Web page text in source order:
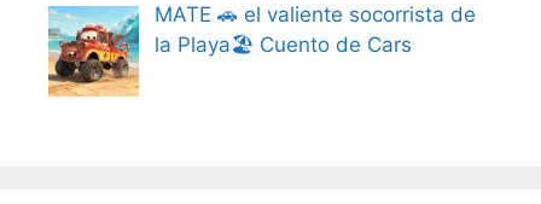
MATE 🚗 el valiente socorrista de
la Playa🏖️ Cuento de Cars